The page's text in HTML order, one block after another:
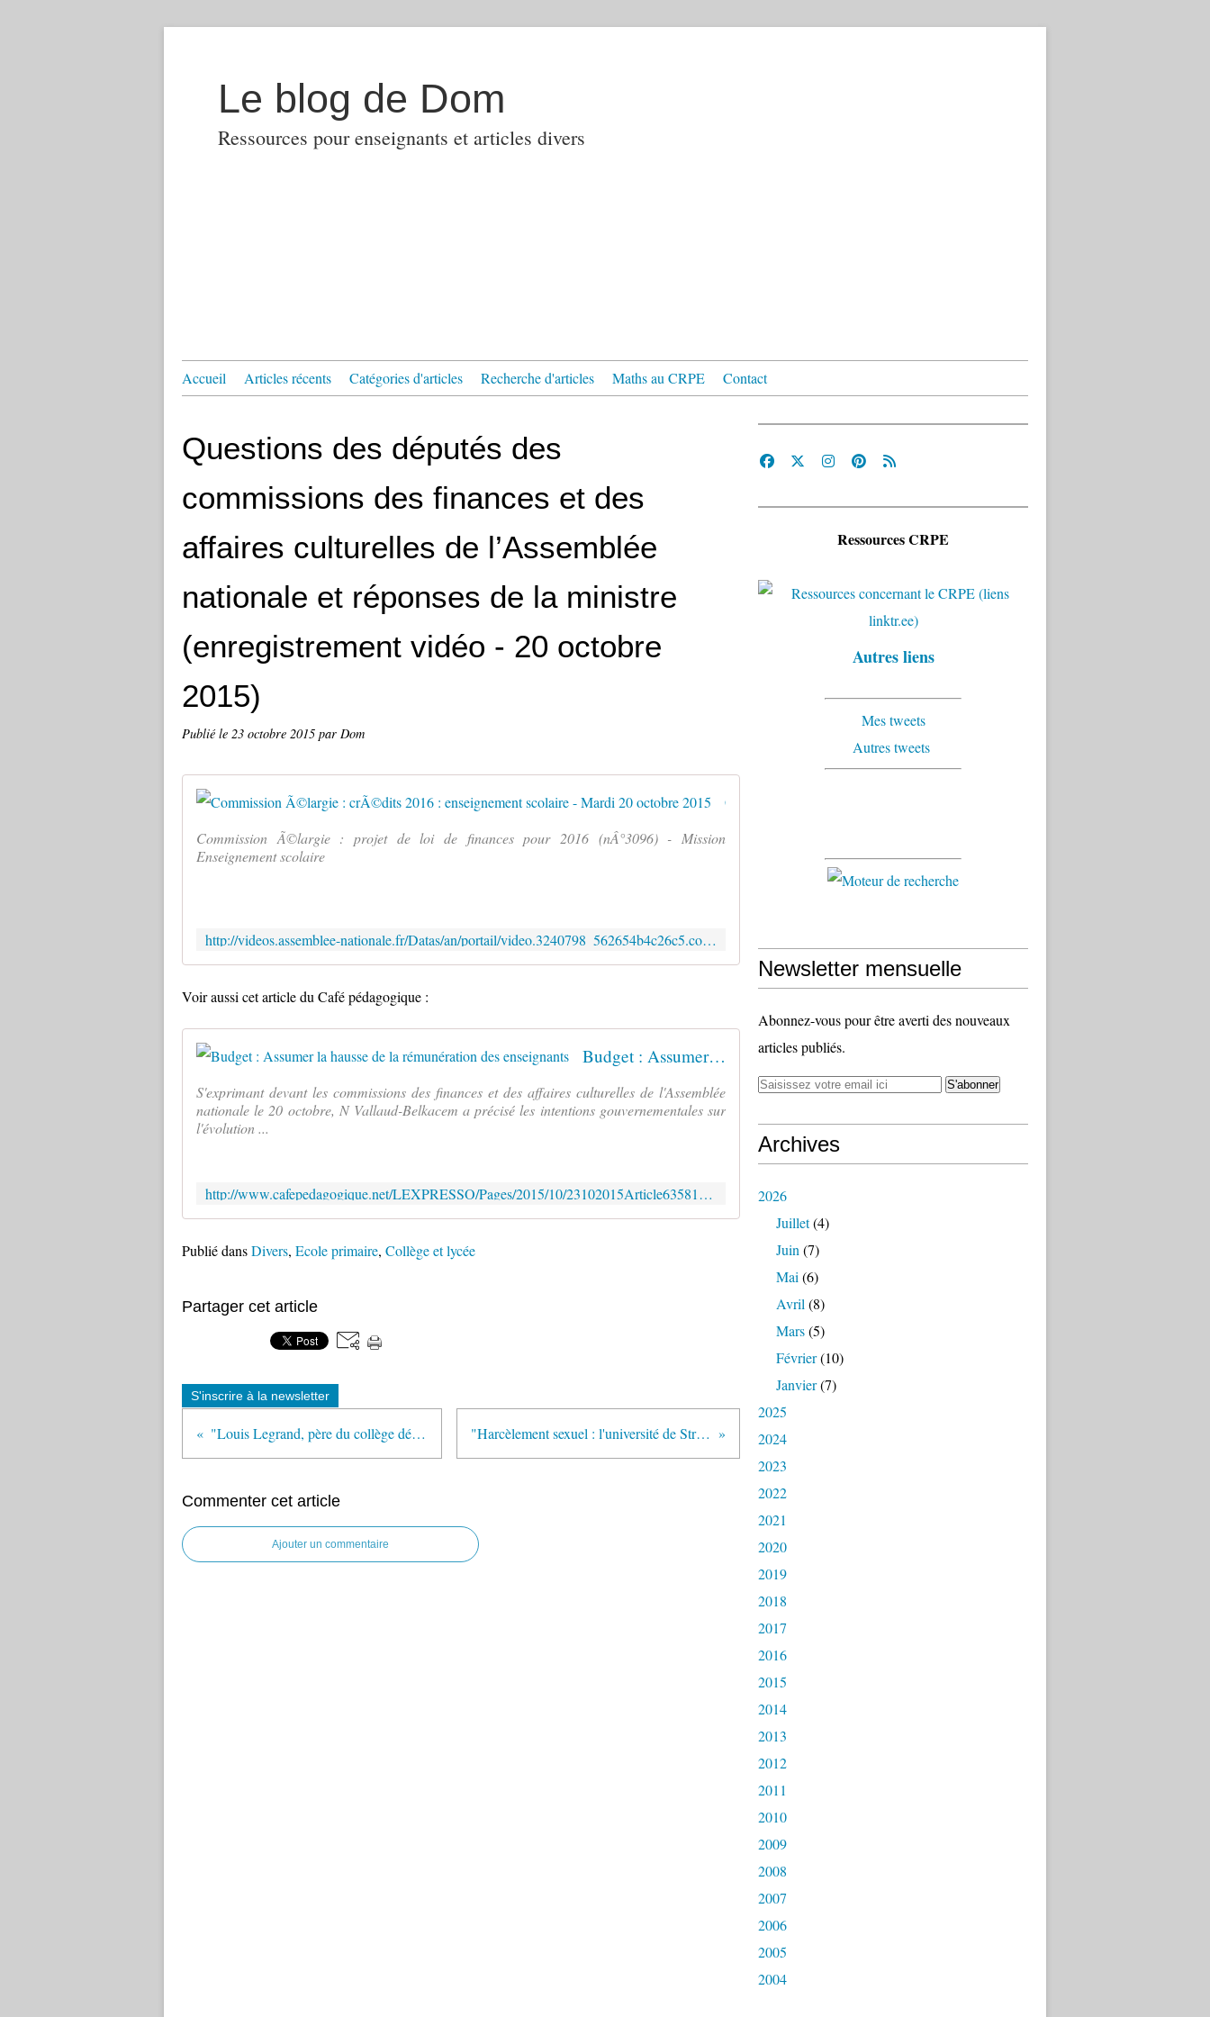
Le blog de Dom
Ressources pour enseignants et articles divers
Accueil Articles récents Catégories d'articles Recherche d'articles Maths au CRPE Contact
Questions des députés des
commissions des finances et des
affaires culturelles de l’Assemblée
nationale et réponses de la ministre
(enregistrement vidéo - 20 octobre
2015)
Publié le 23 octobre 2015 par Dom
Commission Ã©largie : projet de loi de finances pour 2016 (nÂ°3096) - Mission
Enseignement scolaire
http://videos.assemblee-nationale.fr/Datas/an/portail/video.3240798_562654b4c26c5.commission-elargie--credits-2016--enseignement-scolaire-20-octobre-2015
Voir aussi cet article du Café pédagogique :
Budget : Assumer la hausse de la rémunération des enseignants
S'exprimant devant les commissions des finances et des affaires culturelles de l'Assemblée
nationale le 20 octobre, N Vallaud-Belkacem a précisé les intentions gouvernementales sur
l'évolution ...
http://www.cafepedagogique.net/LEXPRESSO/Pages/2015/10/23102015Article635812265944176148.aspx
Publié dansDivers, Ecole primaire, Collège et lycée
Partager cet article
S'inscrire à la newsletter
"Louis Legrand, père du collège démocratique, est décédé" (Café pédagogique) "Harcèlement sexuel : l'université de Strasbourg débat pour sortir du déni" (EducPros.fr)
Commenter cet article
Ajouter un commentaire
Ressources CRPE
Autres liens
Mes tweets
Autres tweets
Newsletter mensuelle
Abonnez-vous pour être averti des nouveaux
articles publiés.
Archives
2026
Juillet(4)
Juin (7)
Mai (6)
Avril (8)
Mars(5)
Février(10)
Janvier(7)
2025
2024
2023
2022
2021
2020
2019
2018
2017
2016
2015
2014
2013
2012
2011
2010
2009
2008
2007
2006
2005
2004